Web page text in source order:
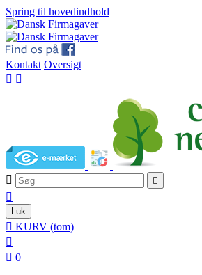
Spring til hovedindhold
Kontakt Oversigt
 
 

Luk
 KURV (tom)

 0